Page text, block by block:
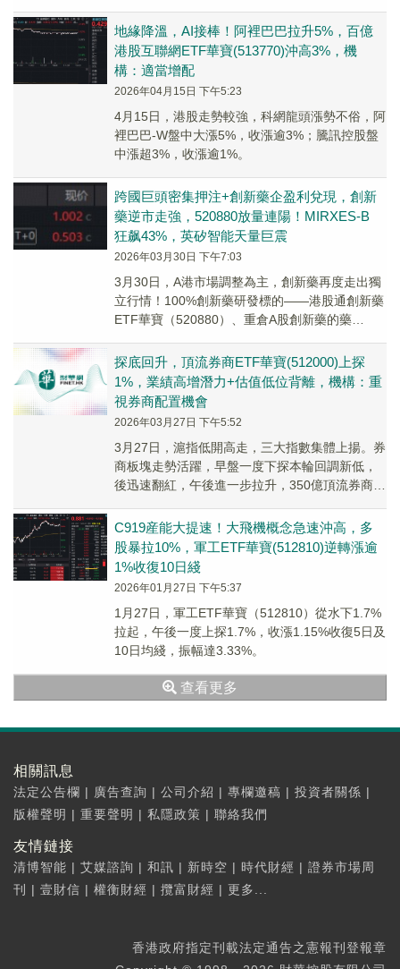
2.5%。
地緣降溫，AI接棒！阿裡巴巴拉升5%，百億
港股互聯網ETF華寶(513770)沖高3%，機
構：適當增配
2026年04月15日 下午5:23
4月15日，港股走勢較強，科網龍頭漲勢不俗，阿
裡巴巴-W盤中大漲5%，收漲逾3%；騰訊控股盤
中漲超3%，收漲逾1%。
跨國巨頭密集押注+創新藥企盈利兌現，創新
藥逆市走強，520880放量連陽！MIRXES-B
狂飙43%，英矽智能天量巨震
2026年03月30日 下午7:03
3月30日，A港市場調整為主，創新藥再度走出獨
立行情！100%創新藥研發標的——港股通創新藥
ETF華寶（520880）、重倉A股創新藥的藥
探底回升，頂流券商ETF華寶(512000)上探
1%，業績高增潛力+估值低位背離，機構：重
視券商配置機會
2026年03月27日 下午5:52
3月27日，滬指低開高走，三大指數集體上揚。券
商板塊走勢活躍，早盤一度下探本輪回調新低，
後迅速翻紅，午後進一步拉升，350億頂流券商
C919産能大提速！大飛機概念急速沖高，多
股暴拉10%，軍工ETF華寶(512810)逆轉漲逾
1%收復10日綫
2026年01月27日 下午5:37
1月27日，軍工ETF華寶（512810）從水下1.7%
拉起，午後一度上探1.7%，收漲1.15%收復5日及
10日均綫，振幅達3.33%。
查看更多
相關訊息
法定公告欄 | 廣告查詢 | 公司介紹 | 專欄邀稿 | 投資者關係 |
版權聲明 | 重要聲明 | 私隱政策 | 聯絡我們
友情鏈接
清博智能 | 艾媒諮詢 | 和訊 | 新時空 | 時代財經 | 證券市場周
刊
| 壹財信 | 權衡財經 | 攬富財經 | 更多...
香港政府指定刊載法定通告之憲報刊登報章